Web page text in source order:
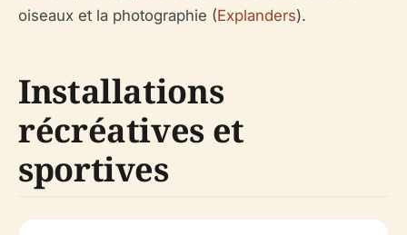
oiseaux et la photographie (Explanders).
Installations
récréatives et
sportives